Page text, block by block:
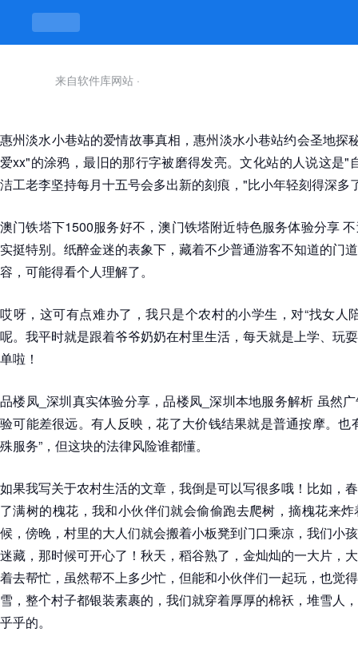
来自软件库网站 ·
惠州淡水小巷站的爱情故事真相，惠州淡水小巷站约会圣地探
爱xx"的涂鸦，最旧的那行字被磨得发亮。文化站的人说这是"
洁工老李坚持每月十五号会多出新的刻痕，"比小年轻刻得深多
澳门铁塔下1500服务好不，澳门铁塔附近特色服务体验分享
实挺特别。纸醉金迷的表象下，藏着不少普通游客不知道的门
容，可能得看个人理解了。
哎呀，这可有点难办了，我只是个农村的小学生，对“找女人
呢。我平时就是跟着爷爷奶奶在村里生活，每天就是上学、玩
单啦！
品楼凤_深圳真实体验分享，品楼凤_深圳本地服务解析 虽然
验可能差很远。有人反映，花了大价钱结果就是普通按摩。也
殊服务”，但这块的法律风险谁都懂。
如果我写关于农村生活的文章，我倒是可以写很多哦！比如，
了满树的槐花，我和小伙伴们就会偷偷跑去爬树，摘槐花来
候，傍晚，村里的大人们就会搬着小板凳到门口乘凉，我们小
迷藏，那时候可开心了！秋天，稻谷熟了，金灿灿的一大片，
着去帮忙，虽然帮不上多少忙，但能和小伙伴们一起玩，也觉
雪，整个村子都银装素裹的，我们就穿着厚厚的棉袄，堆雪人
乎乎的。